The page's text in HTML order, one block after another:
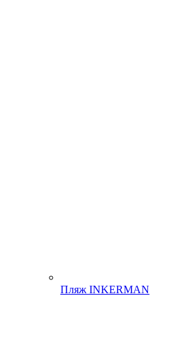
Пляж INKERMAN